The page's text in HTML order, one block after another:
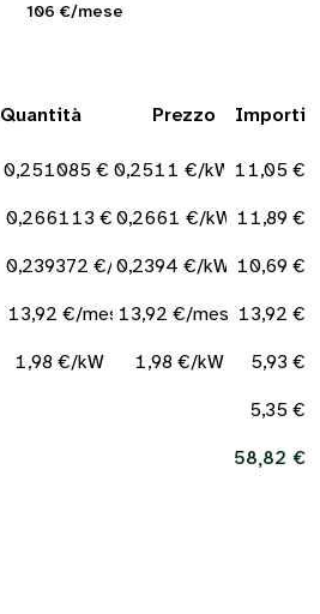
106 €/mese
Quantità Prezzo Importi
0,251085 €/kWh0,2511 €/kWh11,05 €
0,266113 €/kWh0,2661 €/kWh11,89 €
0,239372 €/kWh0,2394 €/kWh10,69 €
13,92 €/mese13,92 €/mese 13,92 €
1,98 €/kW 1,98 €/kW 5,93 €
5,35 €
58,82 €